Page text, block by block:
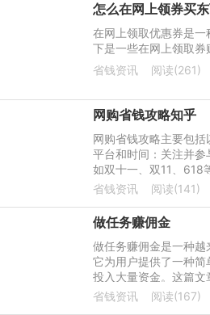
怎么在网上领券买
在网上领取优惠券是
下是一些在网上领取券
省钱资讯
阅读(261)
网购省钱攻略知乎
网购省钱攻略主要包
平台和时间：关注并参
如双十一、双11、618
日或季节活动，这些活
省钱资讯 阅读(141)
做任务赚佣金
做任务赚佣金是一种越
它为用户提供了一种
投入大量资金。这篇
来赚取佣金，以及如何
省钱资讯 阅读(167)